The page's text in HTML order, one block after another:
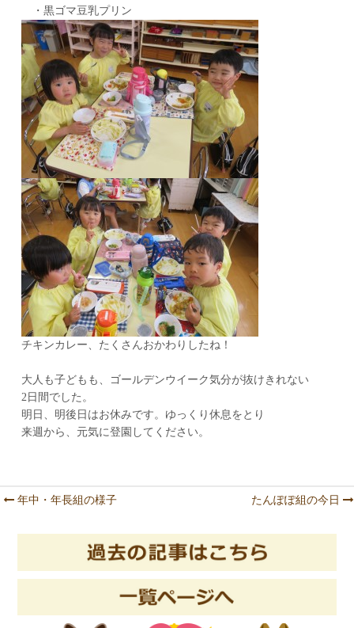
・黒ゴマ豆乳プリン
チキンカレー、たくさんおかわりしたね！
大人も子どもも、ゴールデンウイーク気分が抜けきれない
2日間でした。
明日、明後日はお休みです。ゆっくり休息をとり
来週から、元気に登園してください。
Post navigation
年中・年長組の様子 たんぽぽ組の今日